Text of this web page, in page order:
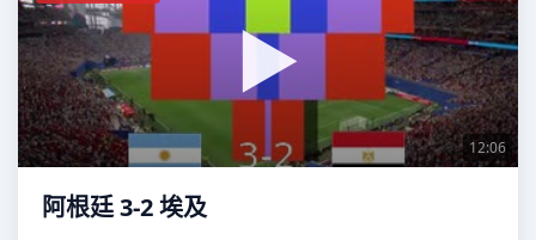
12:06
阿根廷 3-2 埃及